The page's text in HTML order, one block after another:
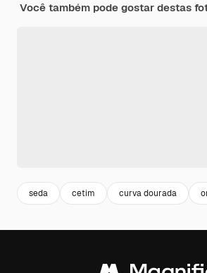
Você também pode gostar destas
seda cetim curva dourada